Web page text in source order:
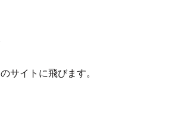
サイトに飛びます。